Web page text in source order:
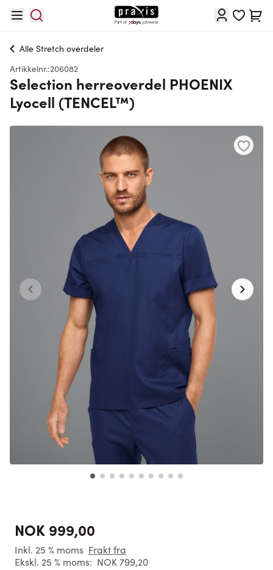
Cart
Alle Stretch overdeler
Artikkelnr.:206082
Selection herreoverdel PHOENIX
Lyocell (TENCEL™)
NOK 999,00
Inkl. 25 % moms Frakt fra
Ekskl. 25 % moms: NOK 799,20